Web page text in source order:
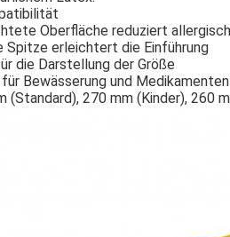
Oberfläche reduziert
Spitze erleichtert die Einführung
die Darstellung der Größe
Bewässerung und
(Standard), 270 mm (Kinder), 260